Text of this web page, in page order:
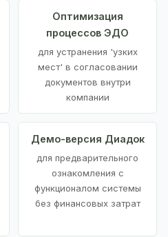
Оптимизация
процессов ЭДО
для устранения 'узких
мест' в согласовании
документов внутри
компании
Демо-версия Диадок
для предварительного
ознакомления с
функционалом системы
без финансовых затрат